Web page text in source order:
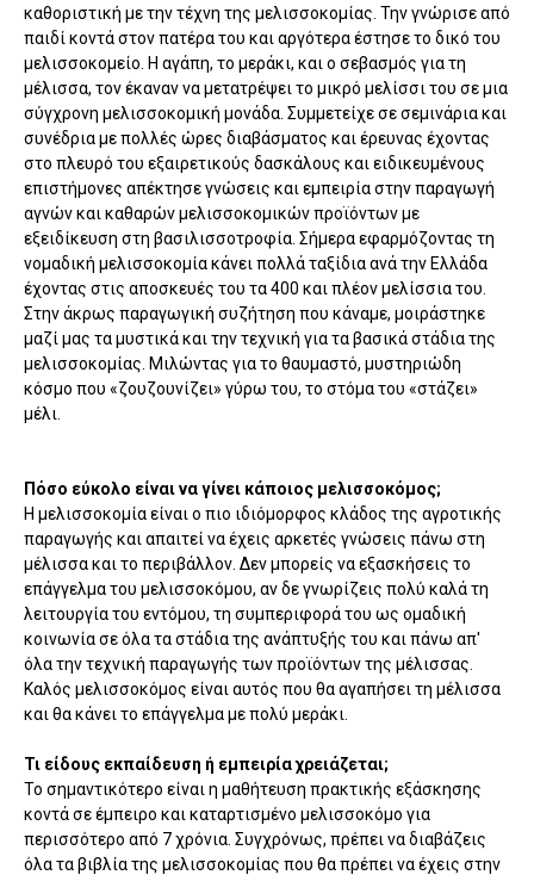
καθοριστική με την τέχνη της μελισσοκομίας. Την γνώρισε από
παιδί κοντά στον πατέρα του και αργότερα έστησε το δικό του
μελισσοκομείο. Η αγάπη, το μεράκι, και ο σεβασμός για τη
μέλισσα, τον έκαναν να μετατρέψει το μικρό μελίσσι του σε μια
σύγχρονη μελισσοκομική μονάδα. Συμμετείχε σε σεμινάρια και
συνέδρια με πολλές ώρες διαβάσματος και έρευνας έχοντας
στο πλευρό του εξαιρετικούς δασκάλους και ειδικευμένους
επιστήμονες απέκτησε γνώσεις και εμπειρία στην παραγωγή
αγνών και καθαρών μελισσοκομικών προϊόντων με
εξειδίκευση στη βασιλισσοτροφία. Σήμερα εφαρμόζοντας τη
νομαδική μελισσοκομία κάνει πολλά ταξίδια ανά την Ελλάδα
έχοντας στις αποσκευές του τα 400 και πλέον μελίσσια του.
Στην άκρως παραγωγική συζήτηση που κάναμε, μοιράστηκε
μαζί μας τα μυστικά και την τεχνική για τα βασικά στάδια της
μελισσοκομίας. Μιλώντας για το θαυμαστό, μυστηριώδη
κόσμο που «ζουζουνίζει» γύρω του, το στόμα του «στάζει»
μέλι.
Πόσο εύκολο είναι να γίνει κάποιος μελισσοκόμος;
Η μελισσοκομία είναι ο πιο ιδιόμορφος κλάδος της αγροτικής
παραγωγής και απαιτεί να έχεις αρκετές γνώσεις πάνω στη
μέλισσα και το περιβάλλον. Δεν μπορείς να εξασκήσεις το
επάγγελμα του μελισσοκόμου, αν δε γνωρίζεις πολύ καλά τη
λειτουργία του εντόμου, τη συμπεριφορά του ως ομαδική
κοινωνία σε όλα τα στάδια της ανάπτυξής του και πάνω απ'
όλα την τεχνική παραγωγής των προϊόντων της μέλισσας.
Καλός μελισσοκόμος είναι αυτός που θα αγαπήσει τη μέλισσα
και θα κάνει το επάγγελμα με πολύ μεράκι.
Τι είδους εκπαίδευση ή εμπειρία χρειάζεται;
Το σημαντικότερο είναι η μαθήτευση πρακτικής εξάσκησης
κοντά σε έμπειρο και καταρτισμένο μελισσοκόμο για
περισσότερο από 7 χρόνια. Συγχρόνως, πρέπει να διαβάζεις
όλα τα βιβλία της μελισσοκομίας που θα πρέπει να έχεις στην